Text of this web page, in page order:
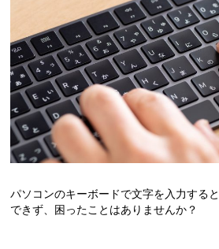
パソコンのキーボードで文字を入力する
できず、困ったことはありませんか？